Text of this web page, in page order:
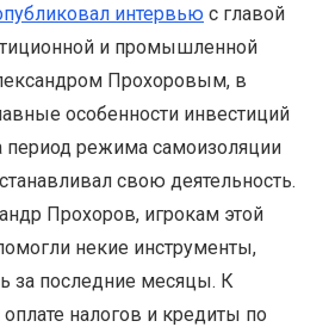
интервью с главой
и промышленной
Прохоровым, в
особенности инвестиций
период режима самоизоляции
свою деятельность.
Прохоров, игрокам этой
некие инструменты,
за последние месяцы. К
налогов и кредиты по